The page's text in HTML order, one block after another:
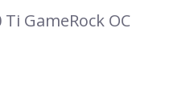
GameRock OC